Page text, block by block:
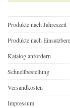
Produkte nach Jahreszeit
Produkte nach
Katalog anfordern
Schnellbestellung
Versandkosten
Impressum